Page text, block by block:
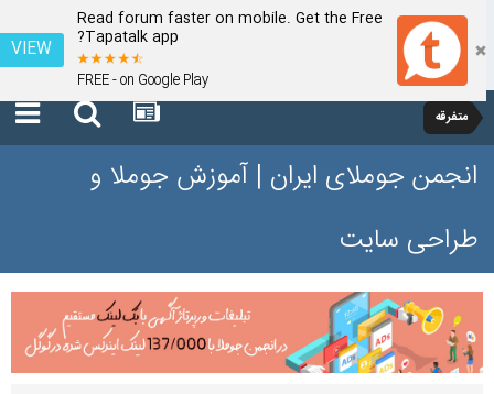
Read forum faster on mobile. Get the Free
Tapatalk app?
FREE - on Google Play
VIEW
متفرقه
انجمن جوملای ایران | آموزش جوملا و
طراحی سایت